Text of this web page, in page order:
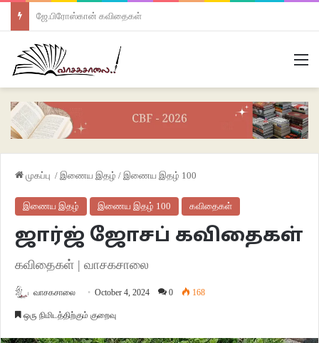
ஜே.பிரோஸ்கான் கவிதைகள்
முகப்பு / இணைய இதழ் / இணைய இதழ் 100
இணைய இதழ் இணைய இதழ் 100 கவிதைகள்
ஜார்ஜ் ஜோசப் கவிதைகள்
கவிதைகள் | வாசகசாலை
வாசகசாலை October 4, 2024 0 168
ஒரு நிமிடத்திற்கும் குறைவு